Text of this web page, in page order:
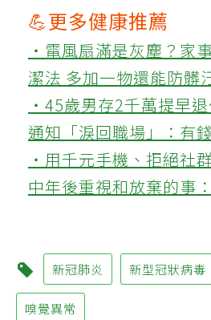
💪更多健康推薦
‧電風扇滿是灰塵？家
潔法 多加一物還能防髒
‧45歲男存2千萬提早
通知「淚回職場」：有
‧用千元手機、拒絕社
中年後重視和放棄的事
新冠肺炎 新型冠狀病毒
嗅覺異常